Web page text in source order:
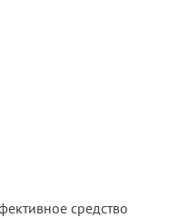
средство